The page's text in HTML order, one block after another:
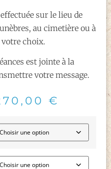
sur le lieu de
au cimetière ou à
votre choix.
est jointe à la
votre message.
€